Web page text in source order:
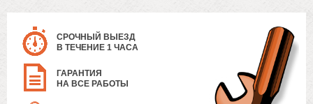
СРОЧНЫЙ ВЫЕЗД
В ТЕЧЕНИЕ 1 ЧАСА
ГАРАНТИЯ
НА ВСЕ РАБОТЫ